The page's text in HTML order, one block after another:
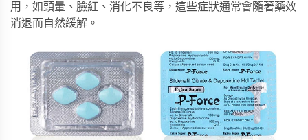
用，如頭暈、臉紅、消化不良等，這些症狀通常會隨著藥效
消退而自然緩解。